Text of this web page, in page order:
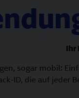
Ihr
sogar mobil:
ID, die auf jeder